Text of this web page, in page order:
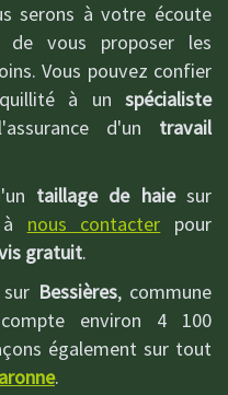
serons à votre écoute
vous proposer les
Vous pouvez confier
à un spécialiste
d'un travail
taillage de haiesur
nous contacter pour
gratuit.
Bessières, commune
environ 4 100
également sur tout
.